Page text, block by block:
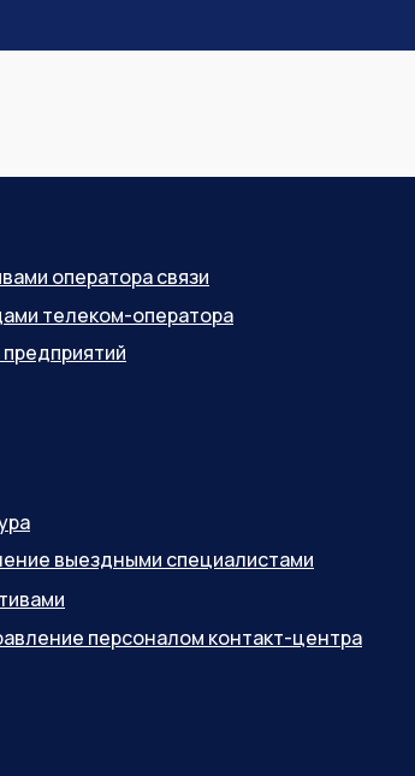
оператора связи
выездными специалистами
телеком-оператора
персоналом контакт-центра